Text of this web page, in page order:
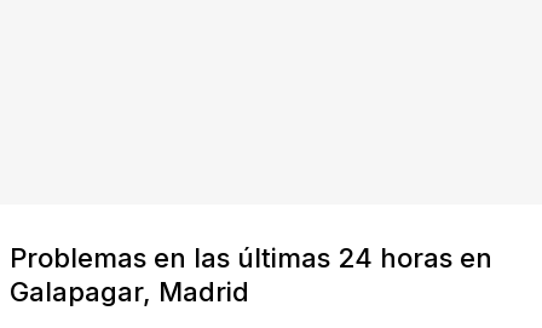
Problemas en las últimas 24 horas en
Galapagar, Madrid